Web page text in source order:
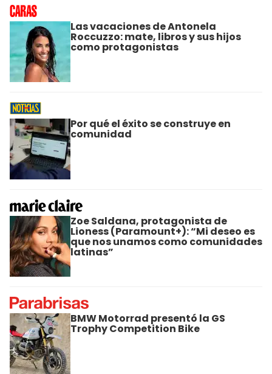
Las vacaciones de Antonela
Roccuzzo: mate, libros y sus hijos
como protagonistas
Por qué el éxito se construye en
comunidad
Zoe Saldana, protagonista de
Lioness (Paramount+): “Mi deseo es
que nos unamos como comunidades
latinas”
BMW Motorrad presentó la GS
Trophy Competition Bike